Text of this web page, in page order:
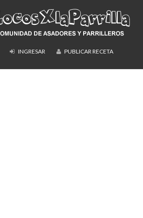
INGRESAR PUBLICAR RECETA